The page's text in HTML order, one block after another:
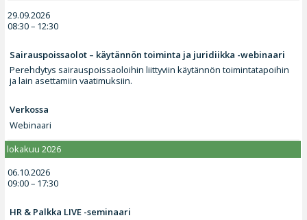
29.09.2026
08:30 – 12:30
Sairauspoissaolot – käytännön toiminta ja juridiikka -webinaari
Perehdytys sairauspoissaoloihin liittyviin käytännön toimintatapoihin
ja lain asettamiin vaatimuksiin.
Verkossa
Webinaari
lokakuu 2026
06.10.2026
09:00 – 17:30
HR & Palkka LIVE -seminaari